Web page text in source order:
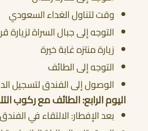
وقت لتناول الغداء السعودي
التوجه إلى جبال السراة
زيارة منتزه غابة خيرة
التوجه إلى الطائف
الوصول إلى الفندق لتسجيل
اليوم الرابع: الطائف مع ركوب
بعد الإفطار: الالتقاء في